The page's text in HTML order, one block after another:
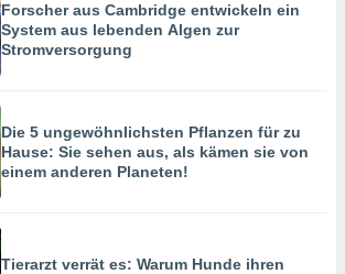
Forscher aus Cambridge entwickeln ein
System aus lebenden Algen zur
Stromversorgung
Die 5 ungewöhnlichsten Pflanzen für zu
Hause: Sie sehen aus, als kämen sie von
einem anderen Planeten!
Tierarzt verrät es: Warum Hunde ihren